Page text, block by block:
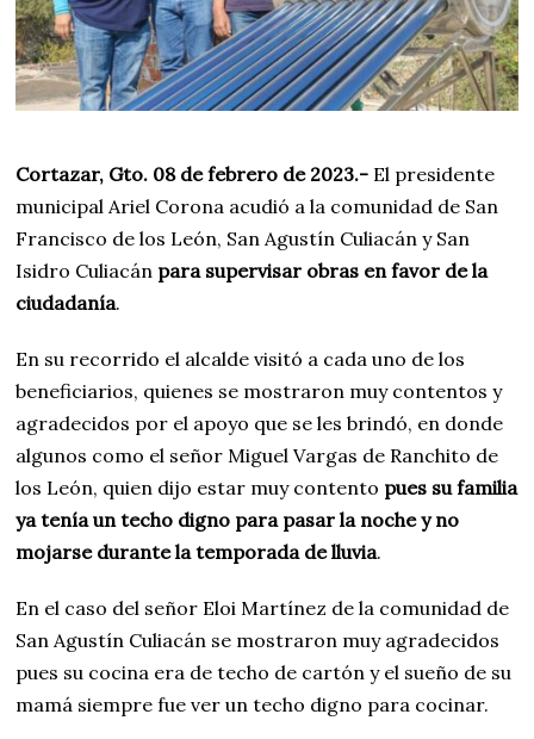
Cortazar, Gto. 08 de febrero de 2023.- El presidente
municipal Ariel Corona acudió a la comunidad de San
Francisco de los León, San Agustín Culiacán y San
Isidro Culiacán para supervisar obras en favor de la
ciudadanía.
En su recorrido el alcalde visitó a cada uno de los
beneficiarios, quienes se mostraron muy contentos y
agradecidos por el apoyo que se les brindó, en donde
algunos como el señor Miguel Vargas de Ranchito de
los León, quien dijo estar muy contento pues su familia
ya tenía un techo digno para pasar la noche y no
mojarse durante la temporada de lluvia.
En el caso del señor Eloi Martínez de la comunidad de
San Agustín Culiacán se mostraron muy agradecidos
pues su cocina era de techo de cartón y el sueño de su
mamá siempre fue ver un techo digno para cocinar.